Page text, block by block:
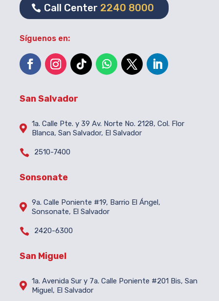
Call Center 2240 8000
Síguenos en:
San Salvador
 1a. Calle Pte. y 39 Av. Norte No. 2128, Col. Flor
Blanca, San Salvador, El Salvador
 2510-7400
Sonsonate
 9a. Calle Poniente #19, Barrio El Ángel,
Sonsonate, El Salvador
 2420-6300
San Miguel
 1a. Avenida Sur y 7a. Calle Poniente #201 Bis, San
Miguel, El Salvador